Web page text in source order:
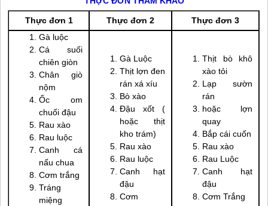
Thực đơn 1 Thực đơn 2
Thực đơn 3
Gà luộc
Cá suối
chiên giòn
Chân giò
nộm
Ốc om
chuối đậu
Rau xào
Rau luộc
Canh cá
nấu chua
Cơm trắng
Tráng
miệng
Gà Luộc
Thịt lợn đen
rán xá xíu
Bò xào
Đậu xốt (
hoặc thịt
kho trám)
Rau xào
Rau luộc
Canh hạt
đậu
Cơm
Thịt bò khô
xào tỏi
Lạp sườn
rán
hoặc lợn
quay
Bắp cái cuốn
Rau xào
Rau Luộc
Canh hạt
đậu
Cơm Trắng